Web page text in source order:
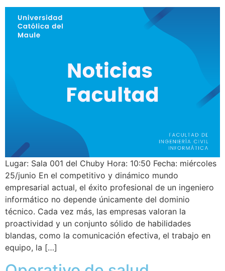
Lugar: Sala 001 del Chuby Hora: 10:50 Fecha: miércoles
25/junio En el competitivo y dinámico mundo
empresarial actual, el éxito profesional de un ingeniero
informático no depende únicamente del dominio
técnico. Cada vez más, las empresas valoran la
proactividad y un conjunto sólido de habilidades
blandas, como la comunicación efectiva, el trabajo en
equipo, la […]